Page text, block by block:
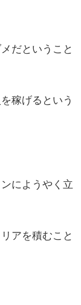
だということ
稼げるという
にようやく立
アを積むこと